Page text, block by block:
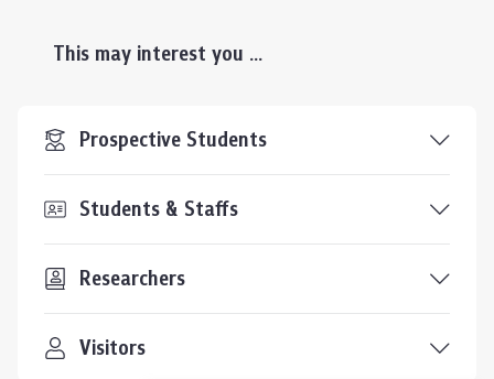
This may interest you ...
Prospective Students
Students & Staffs
Researchers
Visitors